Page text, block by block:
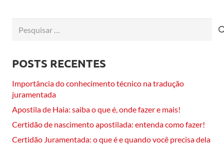
POSTS RECENTES
Importância do conhecimento técnico na tradução
juramentada
Apostila de Haia: saiba o que é, onde fazer e mais!
Certidão de nascimento apostilada: entenda como fazer!
Certidão Juramentada: o que é e quando você precisa dela